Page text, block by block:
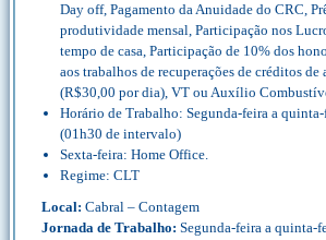
Day off, Pagamento da Anuidade do CRC,
produtividade mensal, Participação nos
tempo de casa, Participação de 10% dos
aos trabalhos de recuperações de créditos
(R$30,00 por dia), VT ou Auxílio
Horário de Trabalho: Segunda-feira a
(01h30 de intervalo)
Sexta-feira: Home Office.
Regime: CLT
Local: Cabral – Contagem
Jornada de Trabalho: Segunda-feira a quinta-